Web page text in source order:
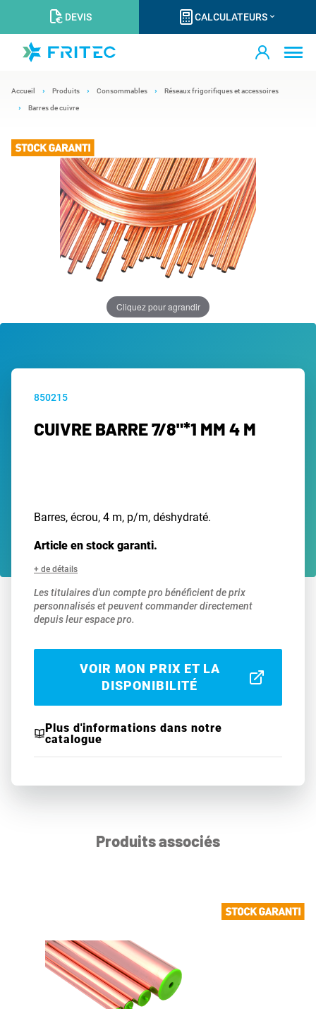
DEVIS CALCULATEURS
Accueil Produits Consommables Réseaux frigorifiques et accessoires
Barres de cuivre
Cliquez pour agrandir
850215
CUIVRE BARRE 7/8"*1 MM 4 M
Barres, écrou, 4 m, p/m, déshydraté.
Article en stock garanti.
+ de détails
Les titulaires d'un compte pro bénéficient de prix
personnalisés et peuvent commander directement
depuis leur espace pro.
VOIR MON PRIX ET LA
DISPONIBILITÉ
Plus d'informations dans notre
catalogue
Produits associés